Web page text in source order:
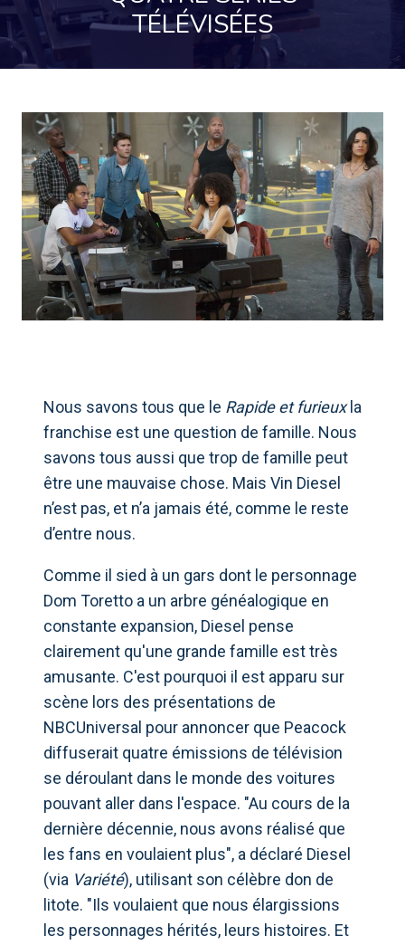
TÉLÉVISÉES
Nous savons tous que le Rapide et furieuxla
franchise est une question de famille. Nous
savons tous aussi que trop de famille peut
être une mauvaise chose. Mais Vin Diesel
n’est pas, et n’a jamais été, comme le reste
d’entre nous.
Comme il sied à un gars dont le personnage
Dom Toretto a un arbre généalogique en
constante expansion, Diesel pense
clairement qu'une grande famille est très
amusante. C'est pourquoi il est apparu sur
scène lors des présentations de
NBCUniversal pour annoncer que Peacock
diffuserait quatre émissions de télévision
se déroulant dans le monde des voitures
pouvant aller dans l'espace. "Au cours de la
dernière décennie, nous avons réalisé que
les fans en voulaient plus", a déclaré Diesel
(via Variété), utilisant son célèbre don de
litote. "Ils voulaient que nous élargissions
les personnages hérités, leurs histoires. Et